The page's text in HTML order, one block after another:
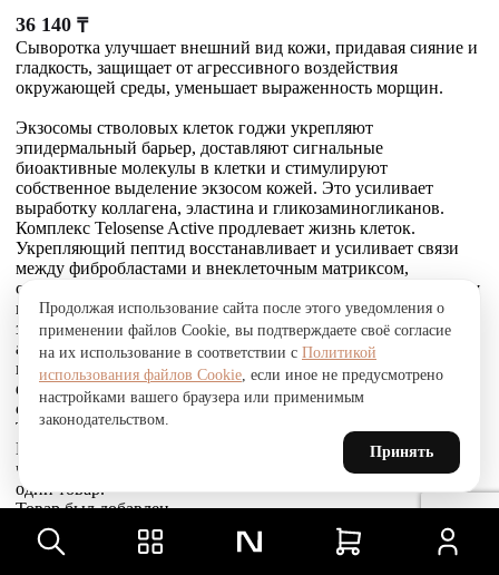
36 140 ₸
Сыворотка улучшает внешний вид кожи, придавая сияние и
гладкость, защищает от агрессивного воздействия
окружающей среды, уменьшает выраженность морщин.
Экзосомы стволовых клеток годжи укрепляют
эпидермальный барьер, доставляют сигнальные
биоактивные молекулы в клетки и стимулируют
собственное выделение экзосом кожей. Это усиливает
выработку коллагена, эластина и гликозаминогликанов.
Комплекс Telosense Active продлевает жизнь клеток.
Укрепляющий пептид восстанавливает и усиливает связи
между фибробластами и внеклеточным матриксом,
стимулирует выработку коллагена I и VI типов, обеспечивая
прочное соединение эпидермиса и дермы, что приводит к
заметному сокращению морщин. Стволовые клетки
альпийской розы защищают, поддерживают и
восстанавливают устойчивость кожи к агрессивным
факторам окружающей среды и преждевременному
старению, улучшают барьерные свойства.
Товар был добавлен
В СРАВНЕНИЕ
чтобы посмотреть список сравнение, добавьте хотя бы ещё
один товар.
Товар был добавлен
в сравнение
Сравнить
Продолжая использование сайта после этого уведомления о
применении файлов Cookie, вы подтверждаете своё согласие
на их использование в соответствии с Политикой
использования файлов Cookie, если иное не предусмотрено
настройками вашего браузера или применимым
законодательством.
Принять